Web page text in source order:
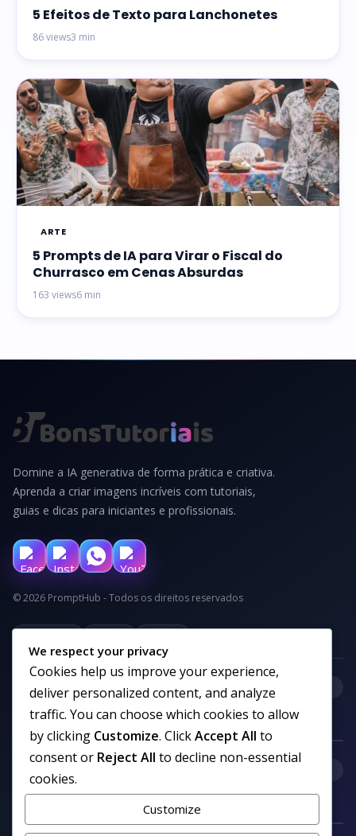
5 Efeitos de Texto para Lanchonetes
86 views3 min
ARTE
5 Prompts de IA para Virar o Fiscal do
Churrasco em Cenas Absurdas
163 views6 min
Domine a IA generativa de forma prática e criativa.
Aprenda a criar imagens incríveis com tutoriais,
guias e dicas para iniciantes e profissionais.
© 2026 PromptHub - Todos os direitos reservados
Categorias
We respect your privacy
Cookies help us improve your experience,
deliver personalized content, and analyze
traffic. You can choose which cookies to allow
by clicking Customize. ClickAccept All to
consent or Reject All to decline non-essential
cookies.
Customize